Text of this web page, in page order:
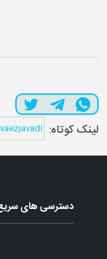
لینک کوتاه:
دسترسی های سریع